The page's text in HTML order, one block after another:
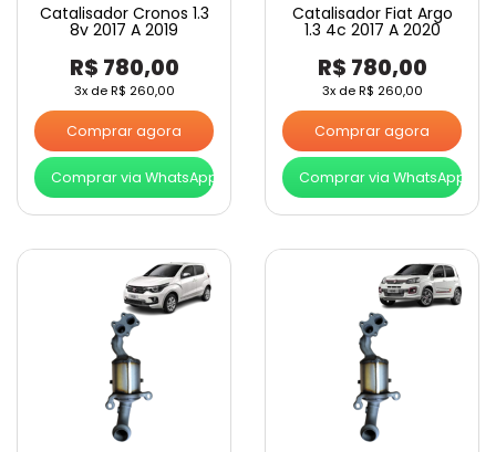
Catalisador Cronos 1.3
8v 2017 A 2019
R$ 780,00
3x deR$ 260,00
Comprar agora
Comprar via WhatsApp
Catalisador Fiat Argo
1.3 4c 2017 A 2020
R$ 780,00
3x deR$ 260,00
Comprar agora
Comprar via WhatsApp